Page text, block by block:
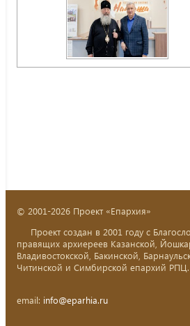
© 2001-2026 Проект «Епархия»
Проект создан в 2001 году с
правящих архиереев Казанской,
Владивостокской, Бакинской,
Читинской и Симбирской епархий РПЦ.
email: info@eparhia.ru